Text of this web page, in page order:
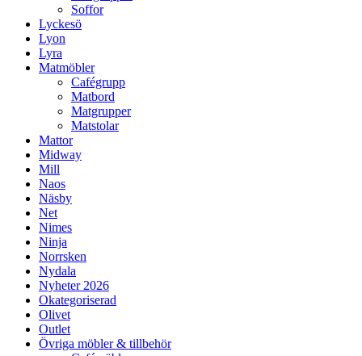
Soffor
Lyckesö
Lyon
Lyra
Matmöbler
Cafégrupp
Matbord
Matgrupper
Matstolar
Mattor
Midway
Mill
Naos
Näsby
Net
Nimes
Ninja
Norrsken
Nydala
Nyheter 2026
Okategoriserad
Olivet
Outlet
Övriga möbler & tillbehör